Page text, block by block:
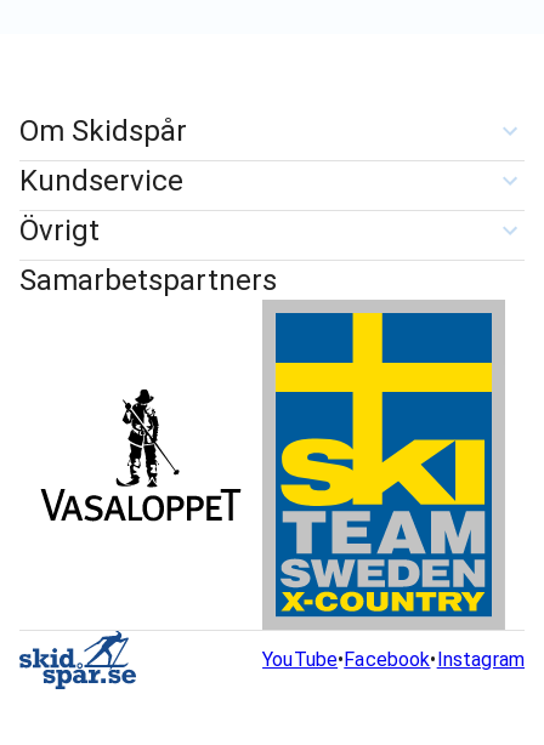
Om Skidspår
Kundservice
Övrigt
Samarbetspartners
YouTube•Facebook•Instagram